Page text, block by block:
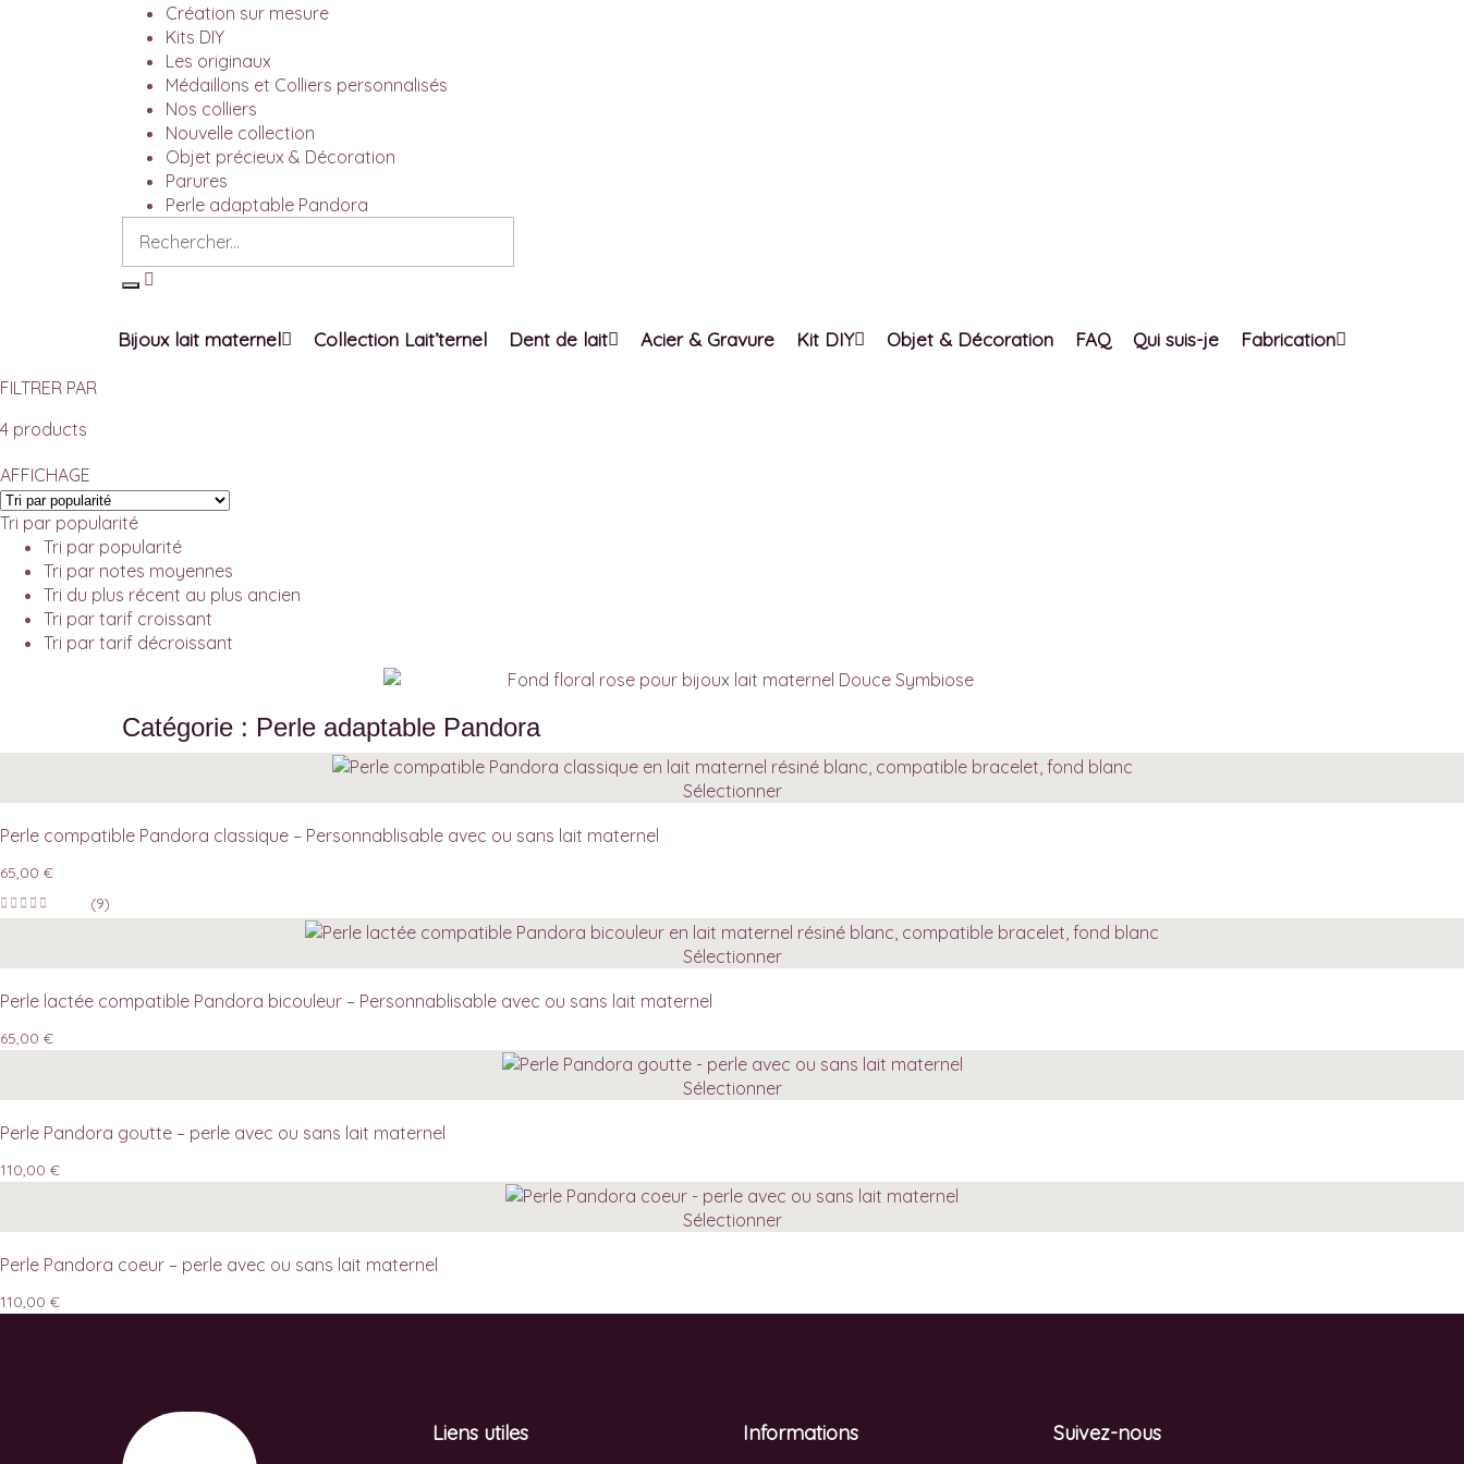
Création sur mesure
Kits DIY
Les originaux
Médaillons et Colliers personnalisés
Nos colliers
Nouvelle collection
Objet précieux & Décoration
Parures
Perle adaptable Pandora
Bijoux lait maternel Collection Lait’ternel Dent de lait Acier & Gravure Kit DIY Objet & Décoration FAQ Qui suis-je Fabrication
FILTRER PAR
4 products
AFFICHAGE
Tri par popularité
Tri par popularité
Tri par notes moyennes
Tri du plus récent au plus ancien
Tri par tarif croissant
Tri par tarif décroissant
Catégorie : Perle adaptable Pandora
Sélectionner
Perle compatible Pandora classique – Personnablisable avec ou sans lait maternel
65,00 €
(9)
Sélectionner
Perle lactée compatible Pandora bicouleur – Personnablisable avec ou sans lait maternel
65,00 €
Sélectionner
Perle Pandora goutte – perle avec ou sans lait maternel
110,00 €
Sélectionner
Perle Pandora coeur – perle avec ou sans lait maternel
110,00 €
Liens utiles Informations Suivez-nous